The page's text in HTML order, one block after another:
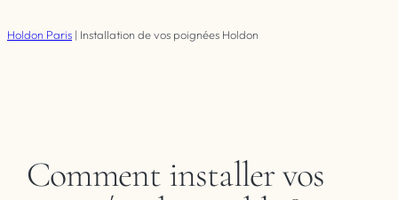
Holdon Paris | Installation de vos poignées Holdon
Comment installer vos